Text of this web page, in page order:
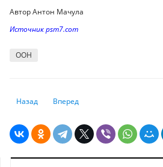
Автор Антон Мачула
Источник psm7.com
ООН
Предыдущий: Сейсмологи предупредили
Назад Следующий: Траектории
Вперед